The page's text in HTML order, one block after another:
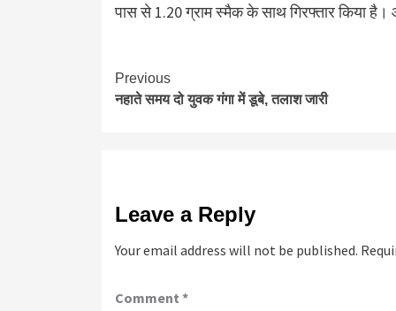
पास से 1.20 ग्राम स्मैक के साथ गिरफ्तार किया
Continue
Reading
Previous
नहाते समय दो युवक गंगा में डूबे, तलाश जारी
Leave a Reply
Your email address will not be published.
Comment *